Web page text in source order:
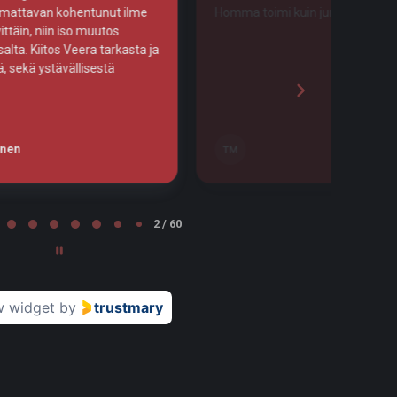
kuin junan vessa!
Tosi huolellista työtä!
2 / 60
widget by trustmary